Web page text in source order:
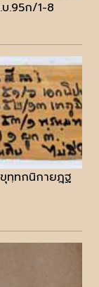
.95ก/1-8
ทฺทกนิกายฎฺฐ